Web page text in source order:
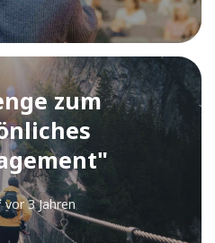
zum
vor 3 Jahren